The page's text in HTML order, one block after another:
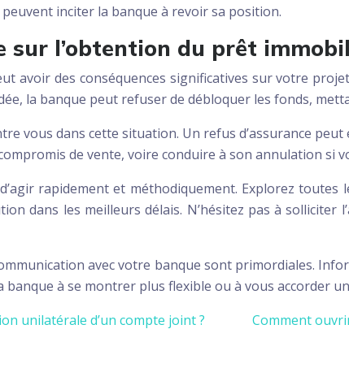
inciter la banque à revoir sa position.
sur l’obtention du prêt
avoir des conséquences significatives sur votre
la banque peut refuser de débloquer les fonds,
vous dans cette situation. Un refus d’assurance
de vente, voire conduire à son annulation si
rapidement et méthodiquement. Explorez
dans les meilleurs délais. N’hésitez pas à
avec votre banque sont primordiales.
à se montrer plus flexible ou à vous accorder
unilatérale d’un compte joint ?
Comment